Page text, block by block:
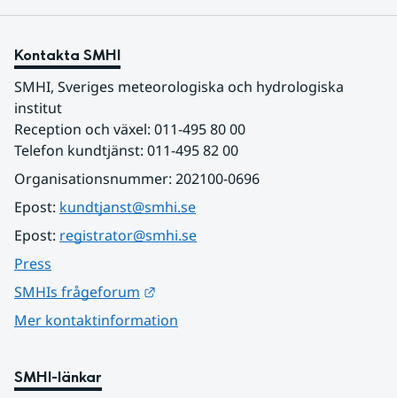
Kontakta SMHI
SMHI, Sveriges meteorologiska och hydrologiska
institut
Reception och växel: 011-495 80 00
Telefon kundtjänst: 011-495 82 00
Organisationsnummer: 202100-0696
Epost: kundtjanst@smhi.se
Epost: registrator@smhi.se
Press
SMHIs frågeforum
Mer kontaktinformation
SMHI-länkar